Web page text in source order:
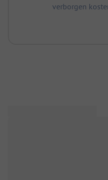
verborgen